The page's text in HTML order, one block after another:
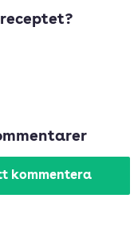
kommentera